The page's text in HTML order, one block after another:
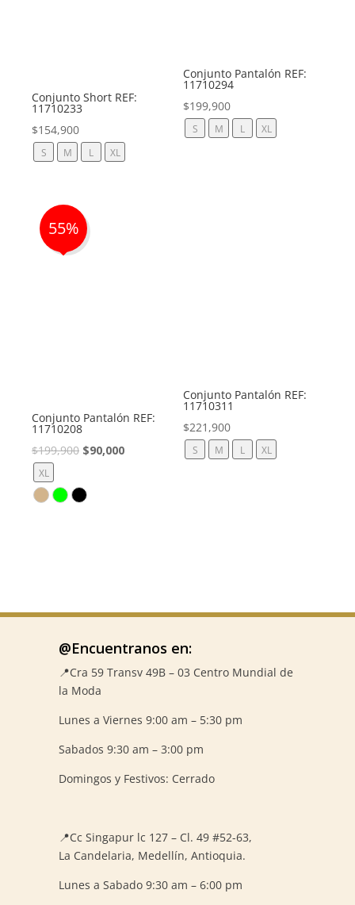
Conjunto Short REF:
11710233
$154,900
S M L XL
Conjunto Pantalón REF:
11710294
$199,900
S M L XL
55%
Conjunto Pantalón REF:
11710208
$199,900 El
original
$90,000El
XL
Conjunto Pantalón REF:
11710311
$221,900
S M L XL
@Encuentranos en:
📍Cra 59 Transv 49B – 03 Centro Mundial de
la Moda
Lunes a Viernes 9:00 am – 5:30 pm
Sabados 9:30 am – 3:00 pm
Domingos y Festivos: Cerrado
📍Cc Singapur lc 127 – Cl. 49 #52-63,
La Candelaria, Medellín, Antioquia.
Lunes a Sabado 9:30 am – 6:00 pm